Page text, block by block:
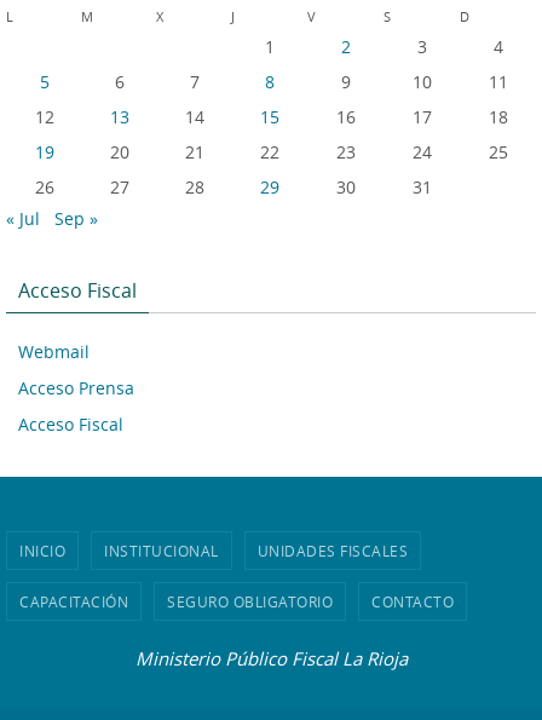
L M X J V S D
1 2 3
4
5
6 7 8 9 10
11
12
13 14 15 16 17
18
19
20 21 22 23 24
25
26
27 28 29 30
31
« Jul
Sep »
Acceso Fiscal
Webmail
Acceso Prensa
Acceso Fiscal
INICIO INSTITUCIONAL UNIDADES FISCALES
CAPACITACIÓN SEGURO OBLIGATORIO CONTACTO
Ministerio Público Fiscal La Rioja